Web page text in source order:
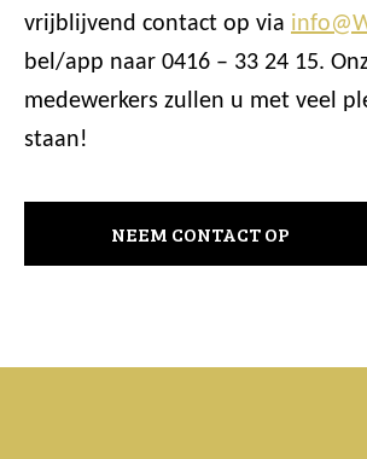
vrijblijvend contact op via
bel/app naar 0416 – 33 24 15.
medewerkers zullen u met veel
staan!
NEEM CONTACT OP